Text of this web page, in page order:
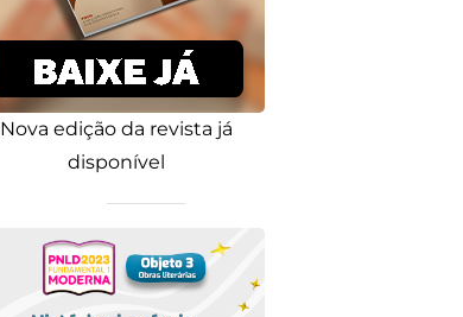
Nova edição da revista já
disponível